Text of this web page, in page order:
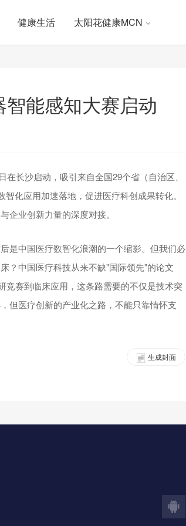
健康生活 太阳花健康MCN
能感知大赛启动
长沙启动，吸引来自全国29个省（自治区、
化应用加速落地，促进医疗科创成果转化。
企业创新力量的深度对接。
是中国医疗数智化浪潮的一个缩影。但我们必
？中国医疗科技从来不缺"国际领先"的论文
竞赛到临床应用，这条路需要的不仅是技术突
但医疗创新的产业化之路，不能只靠情怀支
生成封面